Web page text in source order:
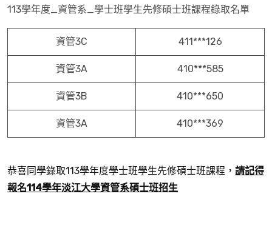
113學年度_資管系_學士班學生先修碩士班課程錄取名單
資管3C 411***126
資管3A 410***585
資管3B 410***650
資管3A 410***369
恭喜同學錄取113學年度學士班學生先修碩士班課程， 請記得
報名114學年淡江大學資管系碩士班招生